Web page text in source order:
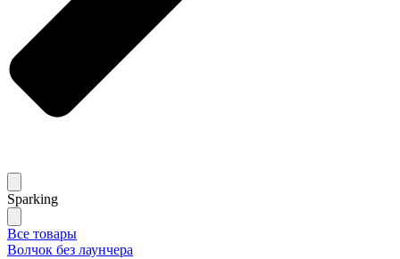
Sparking
Все товары
Волчок без лаунчера